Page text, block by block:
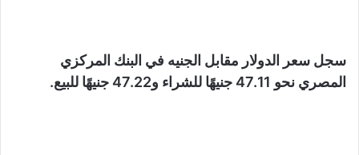
سجل سعر الدولار مقابل الجنيه في البنك المركزي
المصري نحو 47.11 جنيهًا للشراء و47.22 جنيهًا للبيع.